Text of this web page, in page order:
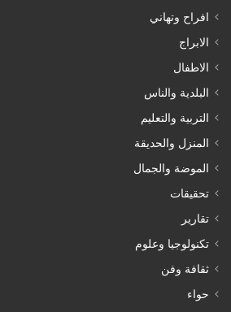
افراح وتهاني
الابراج
الاطفال
البلدية والناس
التربية والتعليم
المنزل والحديقة
الموضة والجمال
تحقيقات
تقارير
تكنولوجيا وعلوم
ثقافة وفن
حواء